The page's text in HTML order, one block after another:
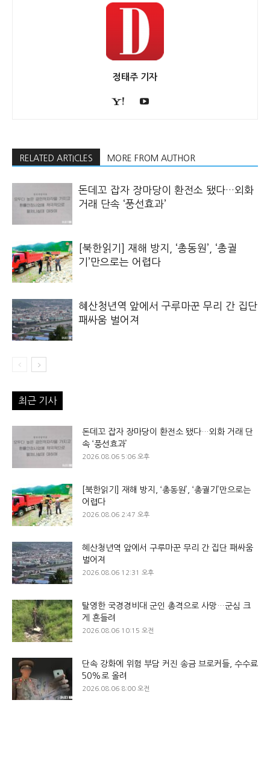
정태주 기자
RELATED ARTICLES MORE FROM AUTHOR
돈데꼬 잡자 장마당이 환전소 됐다…외화
거래 단속 ‘풍선효과’
[북한읽기] 재해 방지, ‘총동원’, ‘총궐
기’만으로는 어렵다
혜산청년역 앞에서 구루마꾼 무리 간 집단
패싸움 벌어져
최근 기사
돈데꼬 잡자 장마당이 환전소 됐다…외화 거래 단
속 ‘풍선효과’
2026.08.06 5:06 오후
[북한읽기] 재해 방지, ‘총동원’, ‘총궐기’만으로는
어렵다
2026.08.06 2:47 오후
혜산청년역 앞에서 구루마꾼 무리 간 집단 패싸움
벌어져
2026.08.06 12:31 오후
탈영한 국경경비대 군인 총격으로 사망…군심 크
게 흔들려
2026.08.06 10:15 오전
단속 강화에 위험 부담 커진 송금 브로커들, 수수료
50%로 올려
2026.08.06 8:00 오전